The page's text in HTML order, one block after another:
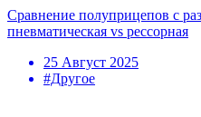
Сравнение полуприцепов с
пневматическая vs рессорная
25 Август 2025
#Другое